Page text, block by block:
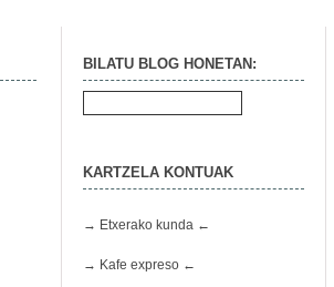
BILATU BLOG HONETAN:
KARTZELA KONTUAK
→ Etxerako kunda ←
→ Kafe expreso ←